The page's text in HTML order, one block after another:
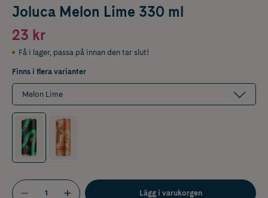
Joluca Melon Lime 330 ml
23 kr
Få i lager, passa på innan den tar slut!
Finns i flera varianter
Melon Lime
Lägg i varukorgen